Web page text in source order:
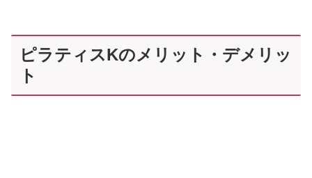
ピラティスKのメリット・デメリッ
ト